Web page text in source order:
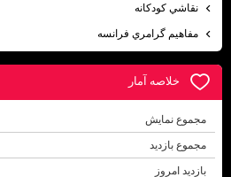
نقاشي كودكانه
مفاهيم گرامري فرانسه
خلاصه آمار
مجموع نمایش‌
مجموع بازدید
بازدید امروز